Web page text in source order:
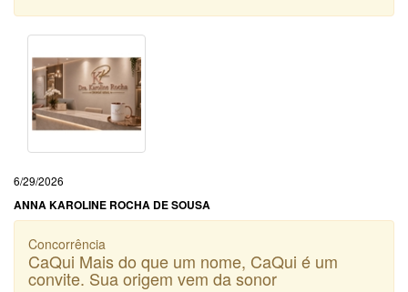
6/29/2026
ANNA KAROLINE ROCHA DE SOUSA
Concorrência
CaQui Mais do que um nome, CaQui é um
convite. Sua origem vem da sonor